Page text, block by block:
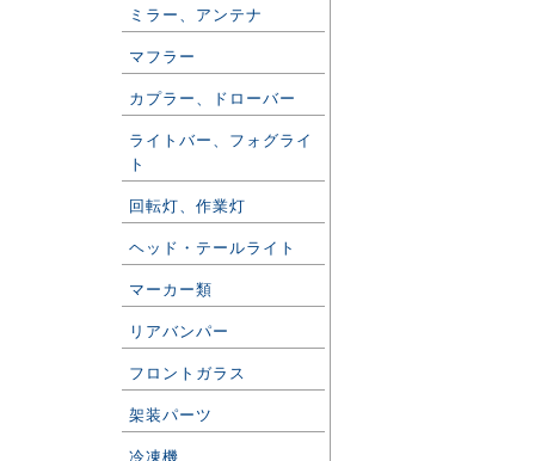
ミラー、アンテナ
マフラー
カプラー、ドローバー
ライトバー、フォグライ
ト
回転灯、作業灯
ヘッド・テールライト
マーカー類
リアバンパー
フロントガラス
架装パーツ
冷凍機